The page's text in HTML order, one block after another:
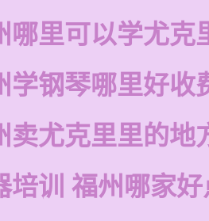
哪里可以学尤克
学钢琴哪里好收
卖尤克里里的地
培训 福州哪家